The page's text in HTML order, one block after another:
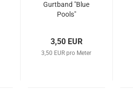
Gurtband "Blue
Pools"
3,50 EUR
3,50 EUR pro Meter